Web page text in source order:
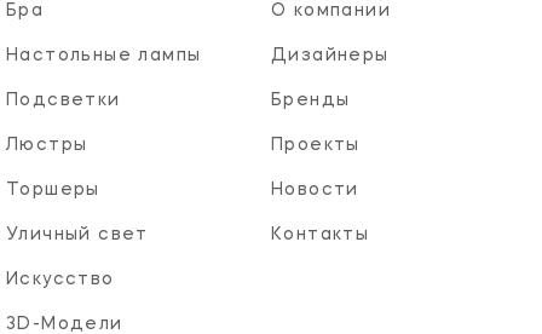
Бра
Настольные лампы
Подсветки
Люстры
Торшеры
Уличный свет
Искусство
3D-Модели
О компании
Дизайнеры
Бренды
Проекты
Новости
Контакты